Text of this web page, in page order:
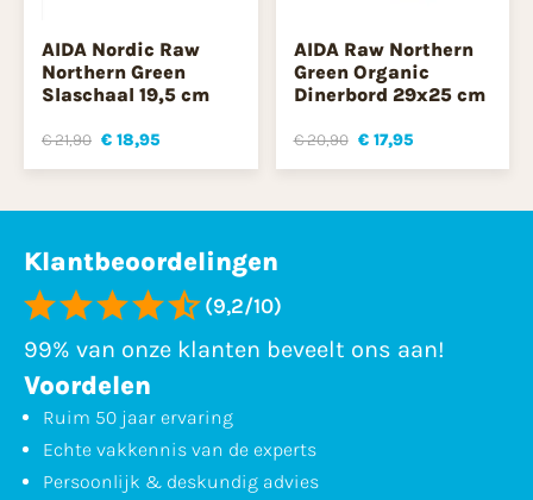
AIDA Nordic Raw
Northern Green
Slaschaal 19,5 cm
€ 21,90 € 18,95
AIDA Raw Northern
Green Organic
Dinerbord 29x25 cm
€ 20,90 € 17,95
Klantbeoordelingen
(9,2/10)
99% van onze klanten beveelt ons aan!
Voordelen
Ruim 50 jaar ervaring
Echte vakkennis van de experts
Persoonlijk & deskundig advies